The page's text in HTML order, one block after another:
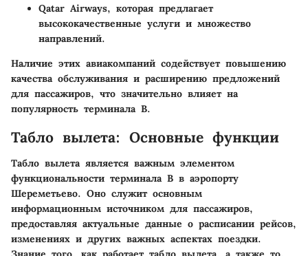
Qatar Airways, которая предлагает
высококачественные услуги и множество
направлений.
Наличие этих авиакомпаний содействует повышению
качества обслуживания и расширению предложений
для пассажиров, что значительно влияет на
популярность терминала B.
Табло вылета: Основные функции
Табло вылета является важным элементом
функциональности терминала B в аэропорту
Шереметьево. Оно служит основным
информационным источником для пассажиров,
предоставляя актуальные данные о расписании рейсов,
изменениях и других важных аспектах поездки.